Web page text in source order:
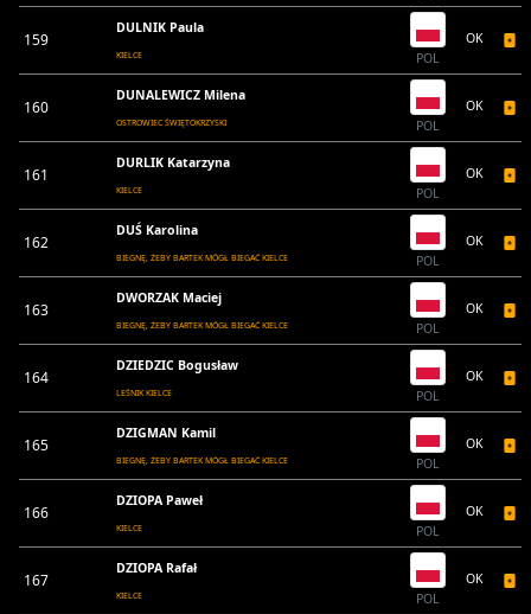
159
DULNIK Paula
KIELCE POL
OK
160
DUNALEWICZ Milena
OSTROWIEC ŚWIĘTOKRZYSKI POL
OK
161
DURLIK Katarzyna
KIELCE POL
OK
162
DUŚ Karolina
BIEGNĘ, ŻEBY BARTEK MÓGŁ BIEGAĆ KIELCE POL
OK
163
DWORZAK Maciej
BIEGNĘ, ŻEBY BARTEK MÓGŁ BIEGAĆ KIELCE POL
OK
164
DZIEDZIC Bogusław
LEŚNIK KIELCE POL
OK
165
DZIGMAN Kamil
BIEGNĘ, ŻEBY BARTEK MÓGŁ BIEGAĆ KIELCE POL
OK
166
DZIOPA Paweł
KIELCE POL
OK
167
DZIOPA Rafał
KIELCE POL
OK